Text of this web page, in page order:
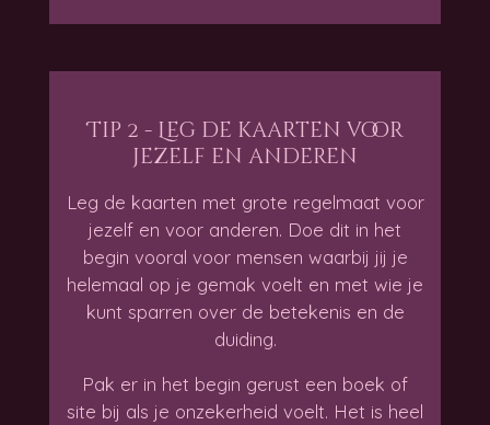
Tip 2 - Leg de kaarten voor
jezelf en anderen
Leg de kaarten met grote regelmaat voor
jezelf en voor anderen. Doe dit in het
begin vooral voor mensen waarbij jij je
helemaal op je gemak voelt en met wie je
kunt sparren over de betekenis en de
duiding.
Pak er in het begin gerust een boek of
site bij als je onzekerheid voelt. Het is heel